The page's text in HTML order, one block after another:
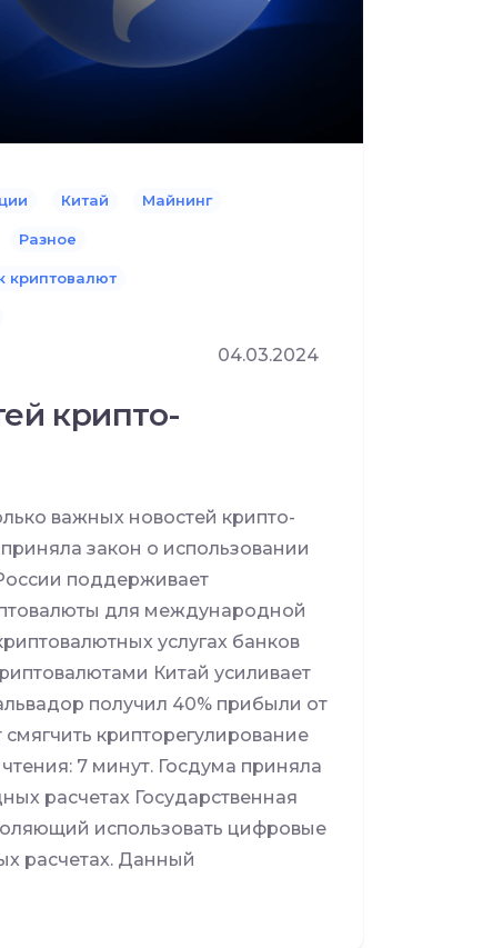
Китай Майнинг
Разное
криптовалют
04.03.2024
крипто-
важных новостей крипто-
закон о использовании
поддерживает
для международной
услугах банков
Китай усиливает
получил 40% прибыли от
крипторегулирование
7 минут. Госдума приняла
расчетах Государственная
использовать цифровые
расчетах. Данный